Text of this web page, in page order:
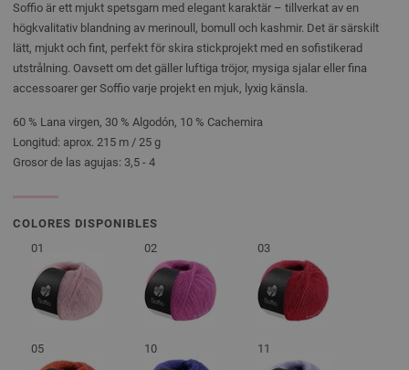
Soffio är ett mjukt spetsgarn med elegant karaktär – tillverkat av en
högkvalitativ blandning av merinoull, bomull och kashmir. Det är särskilt
lätt, mjukt och fint, perfekt för skira stickprojekt med en sofistikerad
utstrålning. Oavsett om det gäller luftiga tröjor, mysiga sjalar eller fina
accessoarer ger Soffio varje projekt en mjuk, lyxig känsla.
60 % Lana virgen, 30 % Algodón, 10 % Cachemira
Longitud: aprox. 215 m / 25 g
Grosor de las agujas: 3,5 - 4
COLORES DISPONIBLES
01
02 03
05 10 11